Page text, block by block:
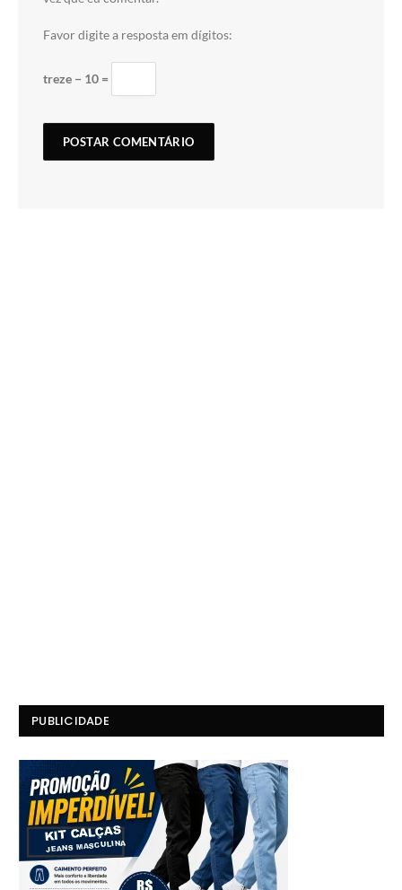
Favor digite a resposta em dígitos:
treze − 10 =
PUBLICIDADE